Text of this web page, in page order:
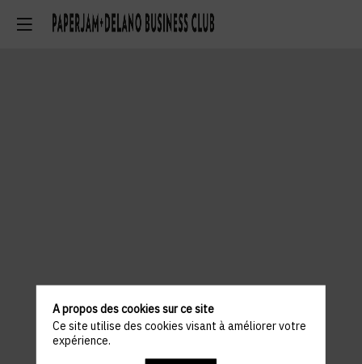
A propos des cookies sur ce site
Ce site utilise des cookies visant à améliorer votre
expérience.